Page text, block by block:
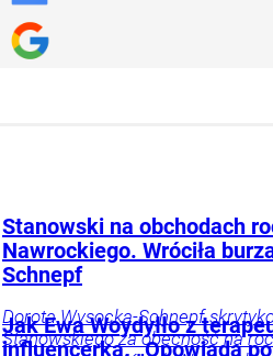
Stanowski na obchodach
Nawrockiego. Wróciła
Schnepf
Dorota Wysocka-Schnepf
Stanowskiego za obecność na
Jak Ewa Woydyłło z
influencerką. „Opowiada